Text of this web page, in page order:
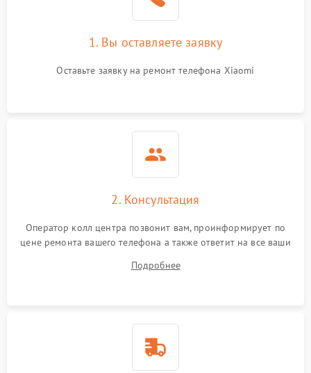
1. Вы оставляете заявку
Оставьте заявку на ремонт телефона Xiaomi
2. Консультация
Оператор колл центра позвонит вам, проинформирует по
цене ремонта вашего телефона а также ответит на все ваши
Подробнее